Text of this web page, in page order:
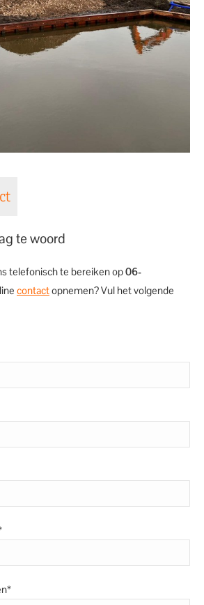
te woord
telefonisch te bereiken op06-
contactopnemen? Vul het volgende